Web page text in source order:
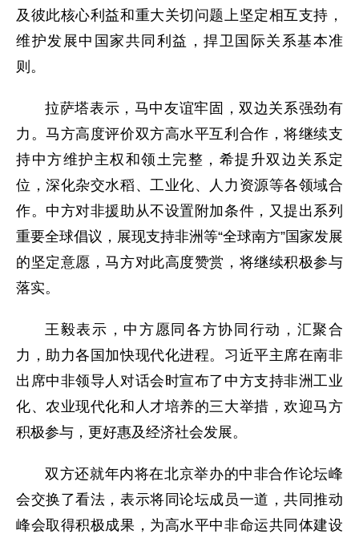
及彼此核心利益和重大关切问题上坚定相互支持，
维护发展中国家共同利益，捍卫国际关系基本准
则。
拉萨塔表示，马中友谊牢固，双边关系强劲有
力。马方高度评价双方高水平互利合作，将继续支
持中方维护主权和领土完整，希提升双边关系定
位，深化杂交水稻、工业化、人力资源等各领域合
作。中方对非援助从不设置附加条件，又提出系列
重要全球倡议，展现支持非洲等“全球南方”国家发展
的坚定意愿，马方对此高度赞赏，将继续积极参与
落实。
王毅表示，中方愿同各方协同行动，汇聚合
力，助力各国加快现代化进程。习近平主席在南非
出席中非领导人对话会时宣布了中方支持非洲工业
化、农业现代化和人才培养的三大举措，欢迎马方
积极参与，更好惠及经济社会发展。
双方还就年内将在北京举办的中非合作论坛峰
会交换了看法，表示将同论坛成员一道，共同推动
峰会取得积极成果，为高水平中非命运共同体建设